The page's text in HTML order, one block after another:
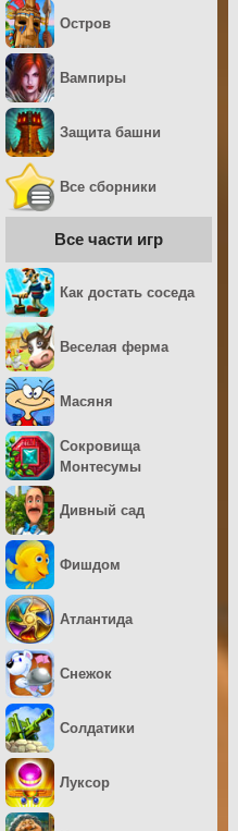
Остров
Вампиры
Защита башни
Все сборники
Все части игр
Как достать соседа
Веселая ферма
Масяня
Сокровища
Монтесумы
Дивный сад
Фишдом
Атлантида
Снежок
Солдатики
Луксор